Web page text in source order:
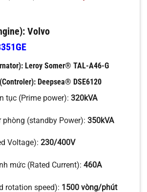
Volvo
Leroy Somer® TAL-A46-G
Deepsea® DSE6120
tục (Prime power): 320kVA
(standby Power): 350kVA
Voltage): 230/400V
mức (Rated Current): 460A
rotation speed): 1500 vòng/phút